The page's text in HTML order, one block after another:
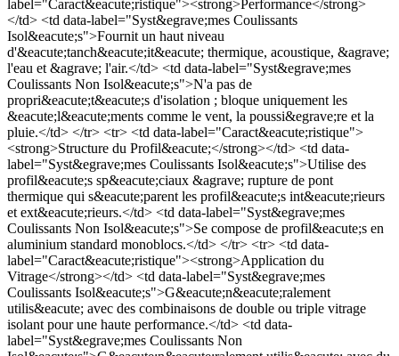
label="Caract&eacute;ristique"><strong>Performance</strong>
</td> <td data-label="Syst&egrave;mes Coulissants
Isol&eacute;s">Fournit un haut niveau
d'&eacute;tanch&eacute;it&eacute; thermique, acoustique, &agrave;
l'eau et &agrave; l'air.</td> <td data-label="Syst&egrave;mes
Coulissants Non Isol&eacute;s">N'a pas de
propri&eacute;t&eacute;s d'isolation ; bloque uniquement les
&eacute;l&eacute;ments comme le vent, la poussi&egrave;re et la
pluie.</td> </tr> <tr> <td data-label="Caract&eacute;ristique">
<strong>Structure du Profil&eacute;</strong></td> <td data-
label="Syst&egrave;mes Coulissants Isol&eacute;s">Utilise des
profil&eacute;s sp&eacute;ciaux &agrave; rupture de pont
thermique qui s&eacute;parent les profil&eacute;s int&eacute;rieurs
et ext&eacute;rieurs.</td> <td data-label="Syst&egrave;mes
Coulissants Non Isol&eacute;s">Se compose de profil&eacute;s en
aluminium standard monoblocs.</td> </tr> <tr> <td data-
label="Caract&eacute;ristique"><strong>Application du
Vitrage</strong></td> <td data-label="Syst&egrave;mes
Coulissants Isol&eacute;s">G&eacute;n&eacute;ralement
utilis&eacute; avec des combinaisons de double ou triple vitrage
isolant pour une haute performance.</td> <td data-
label="Syst&egrave;mes Coulissants Non